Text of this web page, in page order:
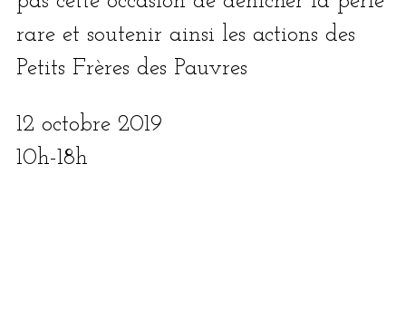
rare et sou­te­nir ain­si les actions des
Petits Frères des Pauvres
12 octobre 2019
10h-18h